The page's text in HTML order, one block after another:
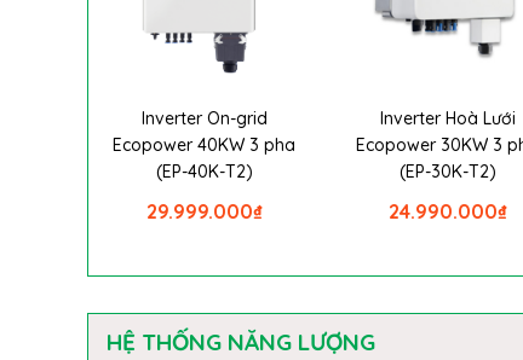
Inverter On-grid
Ecopower 40KW 3 pha
(EP-40K-T2)
₫
29.999.000
Inverter Hoà Lưới
Ecopower 30KW 3
(EP-30K-T2)
₫
24.990.000
HỆ THỐNG NĂNG LƯỢNG